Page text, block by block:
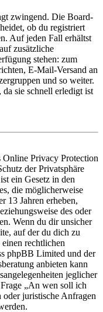
zwingend. Die Board-
ob du registriert
Auf jeden Fall erhältst
zusätzliche
stehen: zum
E-Mail-Versand an
und so weiter.
sie schnell erledigt ist
Online Privacy Protection
der Privatsphäre
ein Gesetz in den
die möglicherweise
13 Jahren erheben,
des oder
Wenn du dir unsicher
auf der du dich zu
rechtlichen
phpBB Limited und der
anbieten kann
jeglicher
„An wen soll ich
juristische Anfragen